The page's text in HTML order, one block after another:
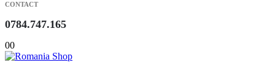
CONTACT
0784.747.165
00